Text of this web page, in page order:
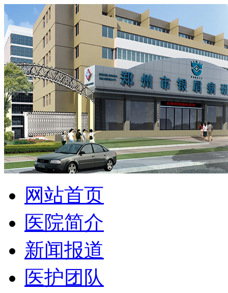
网站首页
医院简介
新闻报道
医护团队